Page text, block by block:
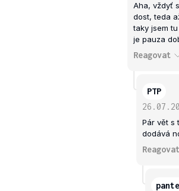
Aha, vždyť
dost, teda
taky jsem
je pauza
Reagovat
PTP
Pár vět s
dodává
Reagovat